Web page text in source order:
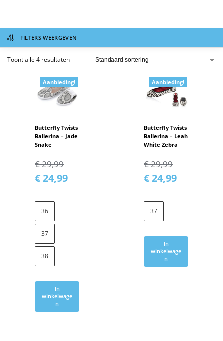
FILTERS WEERGEVEN
Toont alle 4 resultaten
Aanbieding!
Butterfly Twists
Ballerina – Jade
Snake
€29,99
€24,99
36
37
38
In
winkelwage
n
Aanbieding!
Butterfly Twists
Ballerina – Leah
White Zebra
€29,99
€24,99
37
In
winkelwage
n